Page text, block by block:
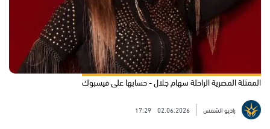
الممثلة المصرية الراحلة سهام جلال - حسابها على فيسبوك
راديو الشمس 02.06.2026
17:29